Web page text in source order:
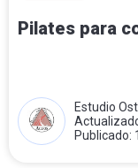
Pilates para
Estudio
Publicado: